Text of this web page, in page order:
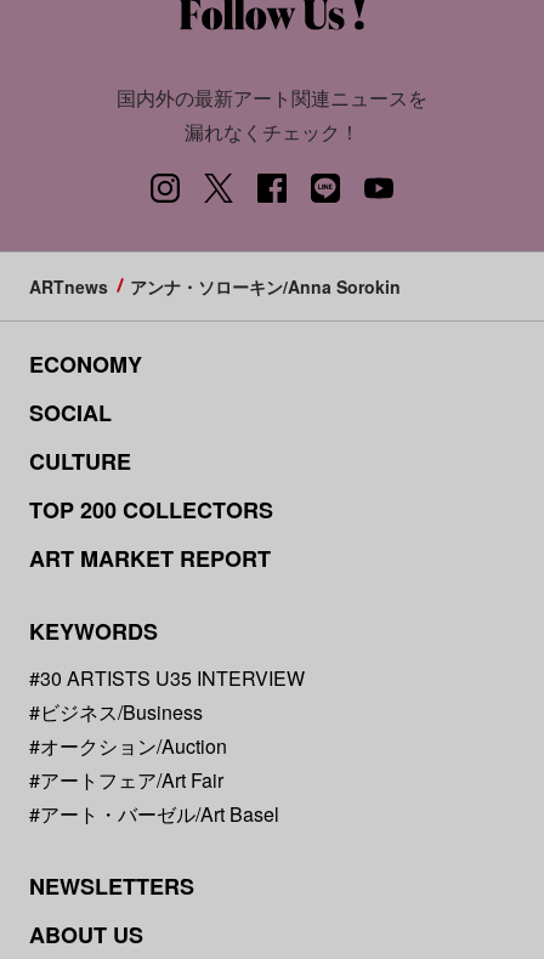
国内外の最新アート関連ニュースを
漏れなくチェック！
ARTnews アンナ・ソローキン/Anna Sorokin
ECONOMY
SOCIAL
CULTURE
TOP 200 COLLECTORS
ART MARKET REPORT
KEYWORDS
#30 ARTISTS U35 INTERVIEW
#ビジネス/Business
#オークション/Auction
#アートフェア/Art Fair
#アート・バーゼル/Art Basel
NEWSLETTERS
ABOUT US